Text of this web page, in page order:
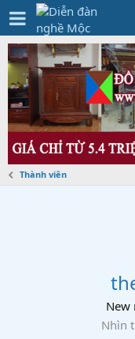
Thành viên
New
Nhìn